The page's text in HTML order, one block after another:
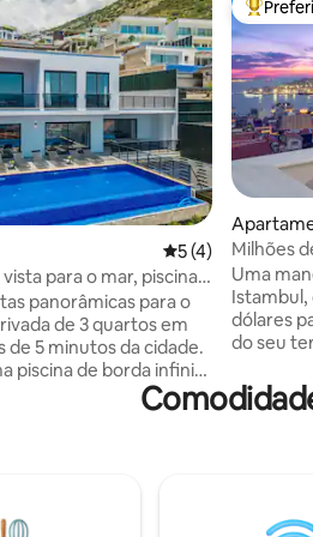
5 de uma
5 (4)
para o mar, piscina
privativa
panorâmicas para o
de 3 quartos em
de 5 minutos da cidade.
piscina de borda infinita
terraços para banhos de
de qualidade,
louça, máquina de lavar
Entre
Milhões
terraço
Uma
Istambul,
dólares
do seu
um